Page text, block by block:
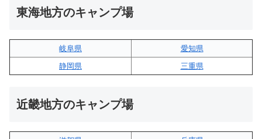
東海地方のキャンプ場
岐阜県
愛知県
静岡県
三重県
近畿地方のキャンプ場